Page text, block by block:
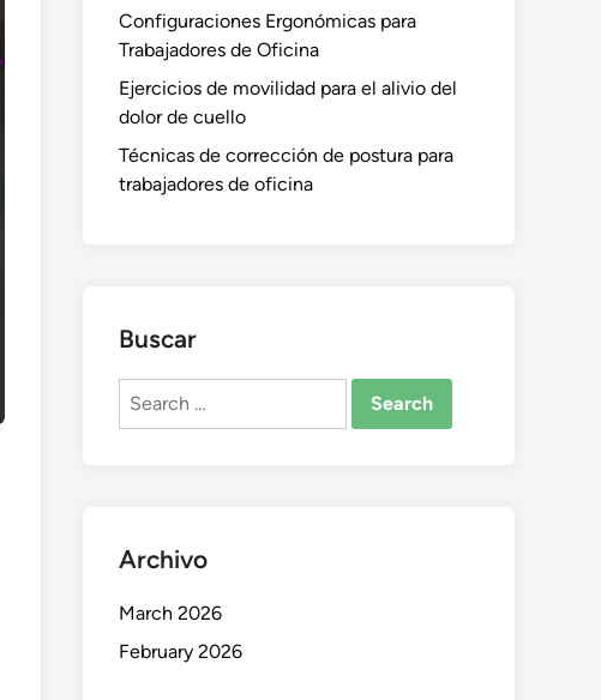
Configuraciones Ergonómicas para
Trabajadores de Oficina
Ejercicios de movilidad para el alivio del
dolor de cuello
Técnicas de corrección de postura para
trabajadores de oficina
Buscar
Search
Archivo
March 2026
February 2026